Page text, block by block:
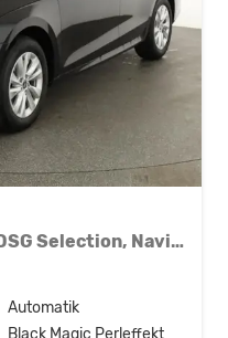
2.0 TDI 110 kW Selection DSG Selection, Navi, AHK, el. Klappe, 5-J Garantie
Automatik
Black Magic Perleffekt